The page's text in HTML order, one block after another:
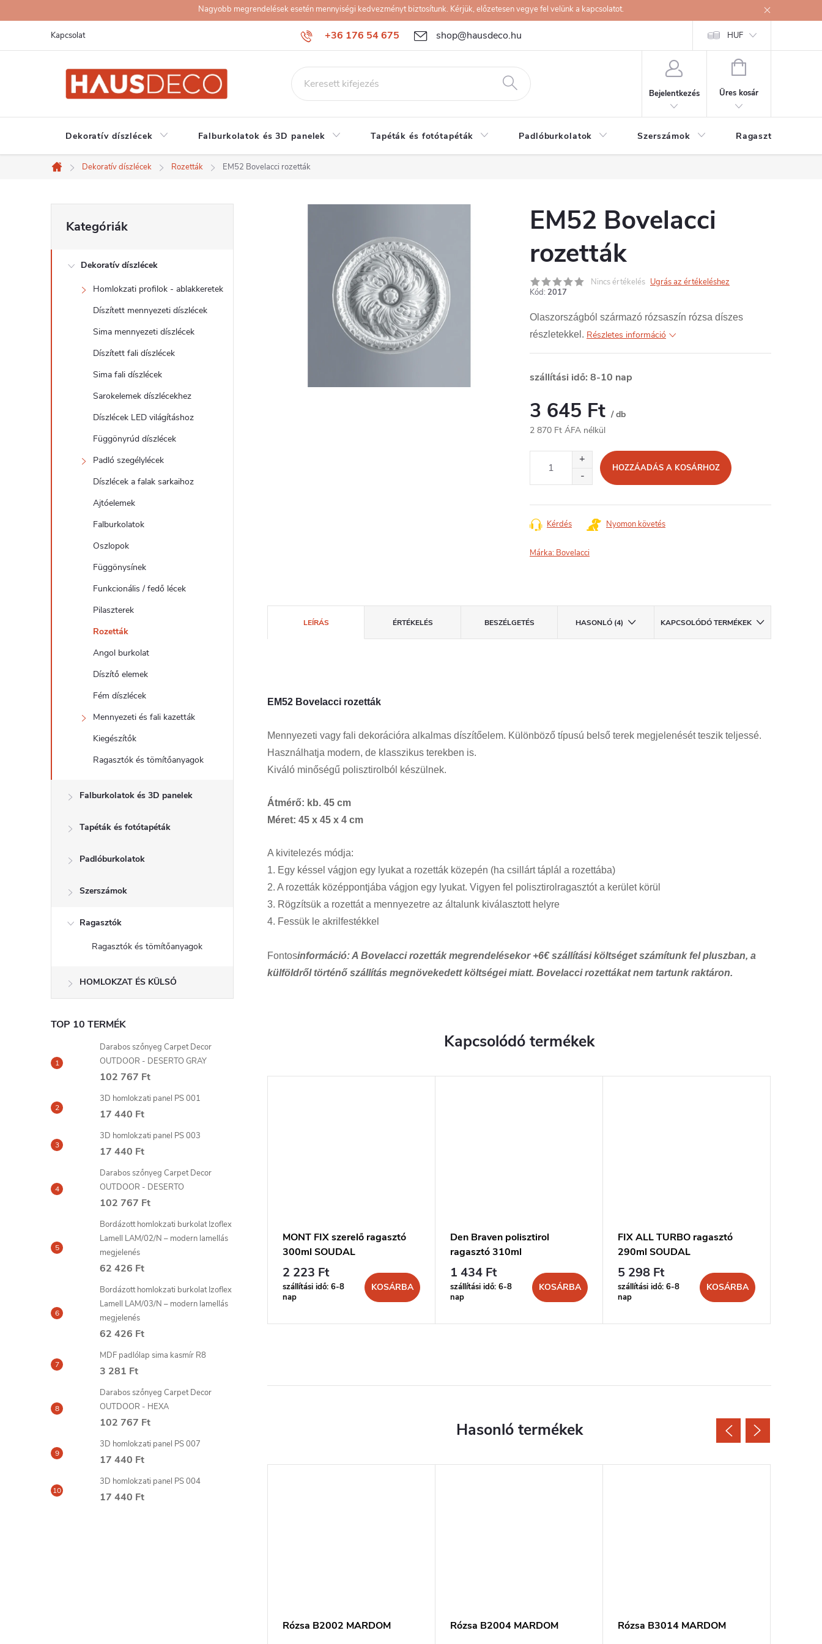
a
Nagyobb megrendelések esetén mennyiségi kedvezményt biztosítunk. Kérjük, előzetesen vegye fel velünk a kapcsolatot.
+36 176 54 675 shop@hausdeco.hu
Kapcsolat HUF
Bejelentkezés
KOSÁR
Üres kosár
Dekoratív díszlécek Falburkolatok és 3D panelek Tapéták és fotótapéták Padlóburkolatok Szerszámok Ragasztók
Kezdőlap
Dekoratív díszlécek Rozetták EM52 Bovelacci rozetták
O
l
átugrása
Kategóriák
Dekoratív díszlécek
Homlokzati profilok - ablakkeretek
Díszített mennyezeti díszlécek
Sima mennyezeti díszlécek
Díszített fali díszlécek
Sima fali díszlécek
Sarokelemek díszlécekhez
Díszlécek LED világításhoz
Függönyrúd díszlécek
Padló szegélylécek
Díszlécek a falak sarkaihoz
Ajtóelemek
Falburkolatok
Oszlopok
Függönysínek
Funkcionális / fedő lécek
Pilaszterek
Rozetták
Angol burkolat
Díszítő elemek
Fém díszlécek
Mennyezeti és fali kazetták
Kiegészítők
Ragasztók és tömítőanyagok
Falburkolatok és 3D panelek
Tapéták és fotótapéták
Padlóburkolatok
Szerszámok
Ragasztók
Ragasztók és tömítőanyagok
HOMLOKZAT ÉS KÜLSŐ
TOP 10 TERMÉK
Darabos szőnyeg Carpet Decor
OUTDOOR - DESERTO GRAY
102 767 Ft
3D homlokzati panel PS 001
17 440 Ft
3D homlokzati panel PS 003
17 440 Ft
Darabos szőnyeg Carpet Decor
OUTDOOR - DESERTO
102 767 Ft
Bordázott homlokzati burkolat Izoflex
Lamell LAM/02/N – modern lamellás
megjelenés
62 426 Ft
Bordázott homlokzati burkolat Izoflex
Lamell LAM/03/N – modern lamellás
megjelenés
62 426 Ft
MDF padlólap sima kasmír R8
3 281 Ft
Darabos szőnyeg Carpet Decor
OUTDOOR - HEXA
102 767 Ft
3D homlokzati panel PS 007
17 440 Ft
3D homlokzati panel PS 004
17 440 Ft
EM52 Bovelacci
rozetták
Nincs értékelés Ugrás az értékeléshez
Kód: 2017
Olaszországból származó rózsaszín rózsa díszes
részletekkel. Részletes információ
szállítási idő: 8-10 nap
3 645 Ft / db
2 870 Ft ÁFA nélkül
HOZZÁADÁS A KOSÁRHOZ
Kérdés Nyomon követés
Márka: Bovelacci
LEÍRÁS ÉRTÉKELÉS BESZÉLGETÉS HASONLÓ (4) KAPCSOLÓDÓ TERMÉKEK
EM52 Bovelacci rozetták
Mennyezeti vagy fali dekorációra alkalmas díszítőelem. Különböző típusú belső terek megjelenését teszik teljessé.
Használhatja modern, de klasszikus terekben is.
Kiváló minőségű polisztirolból készülnek.
Átmérő: kb. 45 cm
Méret: 45 x 45 x 4 cm
A kivitelezés módja:
1. Egy késsel vágjon egy lyukat a rozetták közepén (ha csillárt táplál a rozettába)
2. A rozetták középpontjába vágjon egy lyukat. Vigyen fel polisztirolragasztót a kerület körül
3. Rögzítsük a rozettát a mennyezetre az általunk kiválasztott helyre
4. Fessük le akrilfestékkel
Fontosinformáció: A Bovelacci rozetták megrendelésekor +6€ szállítási költséget számítunk fel pluszban, a
külföldről történő szállítás megnövekedett költségei miatt. Bovelacci rozettákat nem tartunk raktáron.
Kapcsolódó termékek
MONT FIX szerelő ragasztó
300ml SOUDAL
2 223 Ft
szállítási idő: 6-8
nap
KOSÁRBA
Den Braven polisztirol
ragasztó 310ml
1 434 Ft
szállítási idő: 6-8
nap
KOSÁRBA
FIX ALL TURBO ragasztó
290ml SOUDAL
5 298 Ft
szállítási idő: 6-8
nap
KOSÁRBA
Rózsa B2002 MARDOM Rózsa B2004 MARDOM Rózsa B3014 MARDOM